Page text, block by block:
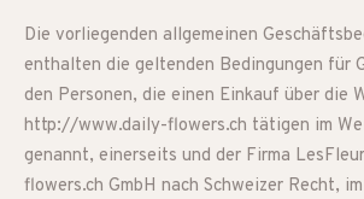
Die vorliegenden allgemeinen
enthalten die geltenden Bedingungen für
den Personen, die einen Einkauf über die
http://www.daily-flowers.ch tätigen im
genannt, einerseits und der Firma
flowers.ch GmbH nach Schweizer Recht,